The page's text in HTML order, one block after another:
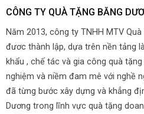
CÔNG TY QUÀ TẶNG BĂNG
Năm 2013, công ty TNHH MTV
đươc thành lập, dựa trên nền tảng
khẩu , chế tác và gia công quà
nghiệm và niềm đam mê với nghề
đã từng bước xây dựng và khẳng
Dương trong lĩnh vực quà tặng